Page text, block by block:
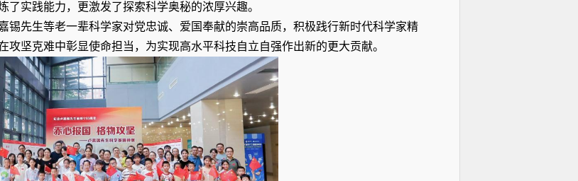
实践能力，更激发了探索科学奥秘的浓厚兴趣。
锡先生等老一辈科学家对党忠诚、爱国奉献的崇高品质，积极践行新时代科学家精
坚克难中彰显使命担当，为实现高水平科技自立自强作出新的更大贡献。